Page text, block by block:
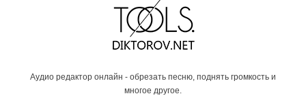
Аудио редактор онлайн - обрезать песню, поднять громкость и
многое другое.